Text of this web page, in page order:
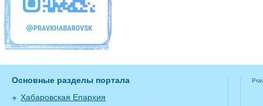
Основные разделы портала
Хабаровская Епархия